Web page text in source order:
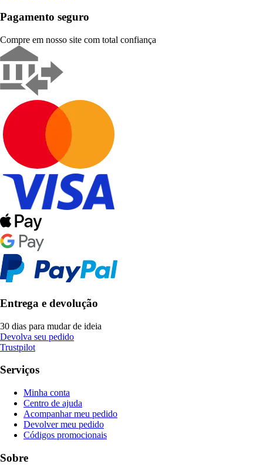
Pagamento seguro
Compre em nosso site com total confiança
Entrega e devolução
30 dias para mudar de ideia
Devolva seu pedido
Trustpilot
Serviços
Minha conta
Centro de ajuda
Acompanhar meu pedido
Devolver meu pedido
Códigos promocionais
Sobre